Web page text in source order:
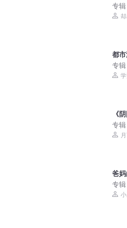
专辑
都
专辑
天眼
《
专辑
剧|
爸
专辑